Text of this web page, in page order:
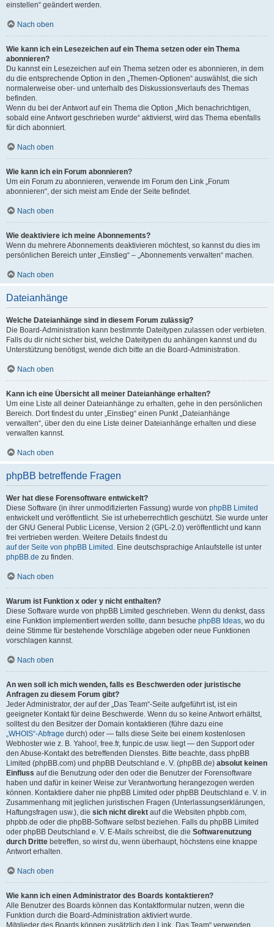
einstellen“ geändert werden.
Nach oben
Wie kann ich ein Lesezeichen auf ein Thema setzen oder ein Thema
abonnieren?
Du kannst ein Lesezeichen auf ein Thema setzen oder es abonnieren, in dem
du die entsprechende Option in den „Themen-Optionen“ auswählst, die sich
normalerweise ober- und unterhalb des Diskussionsverlaufs des Themas
befinden.
Wenn du bei der Antwort auf ein Thema die Option „Mich benachrichtigen,
sobald eine Antwort geschrieben wurde“ aktivierst, wird das Thema ebenfalls
für dich abonniert.
Nach oben
Wie kann ich ein Forum abonnieren?
Um ein Forum zu abonnieren, verwende im Forum den Link „Forum
abonnieren“, der sich meist am Ende der Seite befindet.
Nach oben
Wie deaktiviere ich meine Abonnements?
Wenn du mehrere Abonnements deaktivieren möchtest, so kannst du dies im
persönlichen Bereich unter „Einstieg“ – „Abonnements verwalten“ machen.
Nach oben
Dateianhänge
Welche Dateianhänge sind in diesem Forum zulässig?
Die Board-Administration kann bestimmte Dateitypen zulassen oder verbieten.
Falls du dir nicht sicher bist, welche Dateitypen du anhängen kannst und du
Unterstützung benötigst, wende dich bitte an die Board-Administration.
Nach oben
Kann ich eine Übersicht all meiner Dateianhänge erhalten?
Um eine Liste all deiner Dateianhänge zu erhalten, gehe in den persönlichen
Bereich. Dort findest du unter „Einstieg“ einen Punkt „Dateianhänge
verwalten“, über den du eine Liste deiner Dateianhänge erhalten und diese
verwalten kannst.
Nach oben
phpBB betreffende Fragen
Wer hat diese Forensoftware entwickelt?
Diese Software (in ihrer unmodifizierten Fassung) wurde von phpBB Limited
entwickelt und veröffentlicht. Sie ist urheberrechtlich geschützt. Sie wurde unter
der GNU General Public License, Version 2 (GPL-2.0) veröffentlicht und kann
frei vertrieben werden. Weitere Details findest du
auf der Seite von phpBB Limited . Eine deutschsprachige Anlaufstelle ist unter
phpBB.de zu finden.
Nach oben
Warum ist Funktion x oder y nicht enthalten?
Diese Software wurde von phpBB Limited geschrieben. Wenn du denkst, dass
eine Funktion implementiert werden sollte, dann besuche phpBB Ideas, wo du
deine Stimme für bestehende Vorschläge abgeben oder neue Funktionen
vorschlagen kannst.
Nach oben
An wen soll ich mich wenden, falls es Beschwerden oder juristische
Anfragen zu diesem Forum gibt?
Jeder Administrator, der auf der „Das Team“-Seite aufgeführt ist, ist ein
geeigneter Kontakt für deine Beschwerde. Wenn du so keine Antwort erhältst,
solltest du den Besitzer der Domain kontaktieren (führe dazu eine
„WHOIS“-Abfrage durch) oder — falls diese Seite bei einem kostenlosen
Webhoster wie z. B. Yahoo!, free.fr, funpic.de usw. liegt — den Support oder
den Abuse-Kontakt des betreffenden Dienstes. Bitte beachte, dass phpBB
Limited (phpBB.com) und phpBB Deutschland e. V. (phpBB.de) absolut keinen
Einfluss auf die Benutzung oder den oder die Benutzer der Forensoftware
haben und dafür in keiner Weise zur Verantwortung herangezogen werden
können. Kontaktiere daher nie phpBB Limited oder phpBB Deutschland e. V. in
Zusammenhang mit jeglichen juristischen Fragen (Unterlassungserklärungen,
Haftungsfragen usw.), die sich nicht direkt auf die Websiten phpbb.com,
phpbb.de oder die phpBB-Software selbst beziehen. Falls du phpBB Limited
oder phpBB Deutschland e. V. E-Mails schreibst, die die Softwarenutzung
durch Dritte betreffen, so wirst du, wenn überhaupt, höchstens eine knappe
Antwort erhalten.
Nach oben
Wie kann ich einen Administrator des Boards kontaktieren?
Alle Benutzer des Boards können das Kontaktformular nutzen, wenn die
Funktion durch die Board-Administration aktiviert wurde.
Mitglieder des Boards können zusätzlich den Link „Das Team“ verwenden.